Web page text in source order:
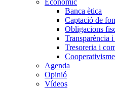
Econòmic
Banca ètica
Captació de
Obligacions
Transparència
Tresoreria i
Cooperativisme
Agenda
Opinió
Vídeos